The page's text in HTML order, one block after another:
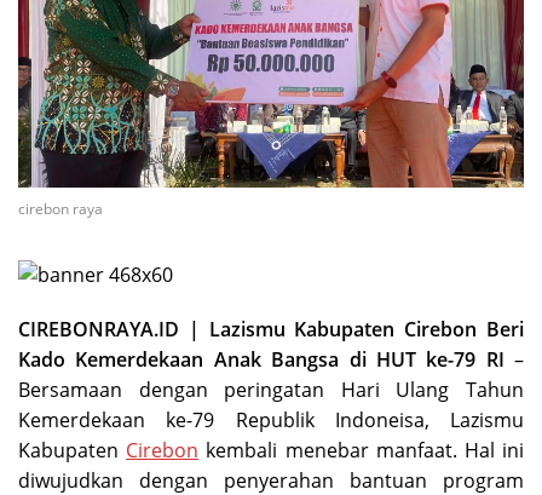
cirebon raya
CIREBONRAYA.ID | Lazismu Kabupaten Cirebon Beri
Kado Kemerdekaan Anak Bangsa di HUT ke-79 RI –
Bersamaan dengan peringatan Hari Ulang Tahun
Kemerdekaan ke-79 Republik Indoneisa, Lazismu
Kabupaten Cirebon kembali menebar manfaat. Hal ini
diwujudkan dengan penyerahan bantuan program